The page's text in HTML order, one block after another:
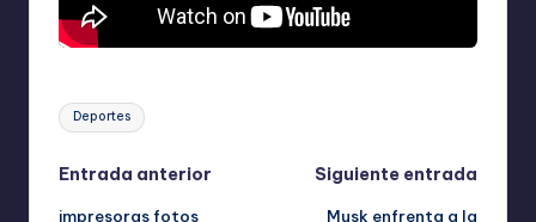
Etiquetas:
Deportes
Navegación
Entrada anterior
impresoras fotos
Siguiente entrada
Musk enfrenta a la